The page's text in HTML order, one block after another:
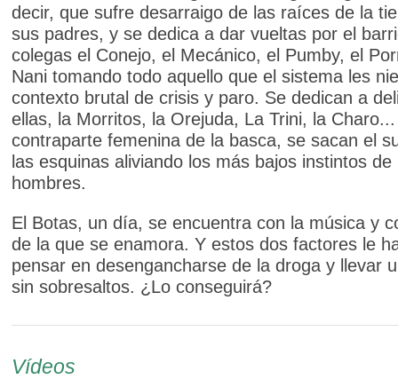
decir, que sufre desarraigo de las raíces de la
sus padres, y se dedica a dar vueltas por el
colegas el Conejo, el Mecánico, el Pumby, el
Nani tomando todo aquello que el sistema les
contexto brutal de crisis y paro. Se dedican a
ellas, la Morritos, la Orejuda, La Trini, la
contraparte femenina de la basca, se sacan el
las esquinas aliviando los más bajos instintos de
hombres.
El Botas, un día, se encuentra con la música y
de la que se enamora. Y estos dos factores le
pensar en desengancharse de la droga y llevar
sin sobresaltos. ¿Lo conseguirá?
Vídeos